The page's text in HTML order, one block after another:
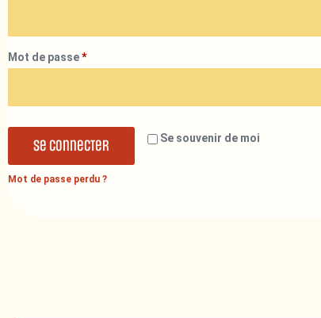
Mot de passe*
Se souvenir de moi
Se connecter
Mot de passe perdu ?